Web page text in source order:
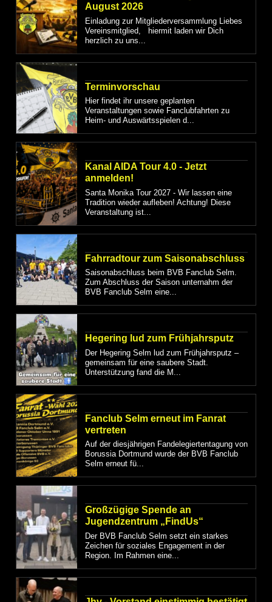
August 2026
Einladung zur Mitgliederversammlung Liebes
Vereinsmitglied, hiermit laden wir Dich
herzlich zu uns...
Terminvorschau
Hier findet ihr unsere geplanten
Veranstaltungen sowie Fanclubfahrten zu
Heim- und Auswärtsspielen d...
Kanal AIDA Tour 4.0 - Jetzt
anmelden!
Santa Monika Tour 2027 - Wir lassen eine
Tradition wieder aufleben! Achtung! Diese
Veranstaltung ist...
Fahrradtour zum Saisonabschluss
Saisonabschluss beim BVB Fanclub Selm.
Zum Abschluss der Saison unternahm der
BVB Fanclub Selm eine...
Hegering lud zum Frühjahrsputz
Der Hegering Selm lud zum Frühjahrsputz –
gemeinsam für eine saubere Stadt.
Unterstützung fand die M...
Fanclub Selm erneut im Fanrat
vertreten
Auf der diesjährigen Fandelegiertentagung von
Borussia Dortmund wurde der BVB Fanclub
Selm erneut fü...
Großzügige Spende an
Jugendzentrum „FindUs“
Der BVB Fanclub Selm setzt ein starkes
Zeichen für soziales Engagement in der
Region. Im Rahmen eine...